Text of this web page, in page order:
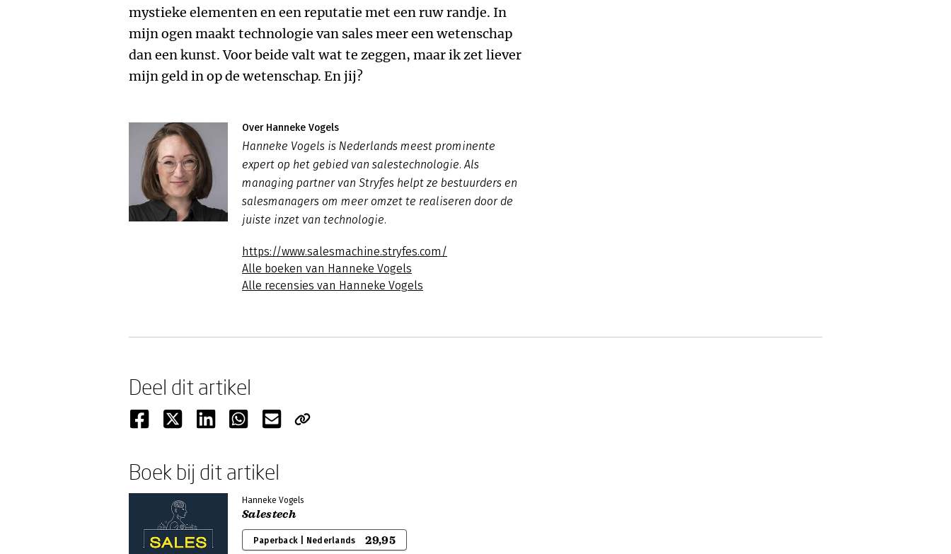
mystieke elementen en een reputatie met een ruw randje. In
mijn ogen maakt technologie van sales meer een wetenschap
dan een kunst. Voor beide valt wat te zeggen, maar ik zet liever
mijn geld in op de wetenschap. En jij?
Over Hanneke Vogels
Hanneke Vogels is Nederlands meest prominente
expert op het gebied van salestechnologie. Als
managing partner van Stryfes helpt ze bestuurders en
salesmanagers om meer omzet te realiseren door de
juiste inzet van technologie.
https://www.salesmachine.stryfes.com/
Alle boeken van Hanneke Vogels
Alle recensies van Hanneke Vogels
Deel dit artikel
Boek bij dit artikel
Hanneke Vogels
Salestech
Paperback | Nederlands 29,95